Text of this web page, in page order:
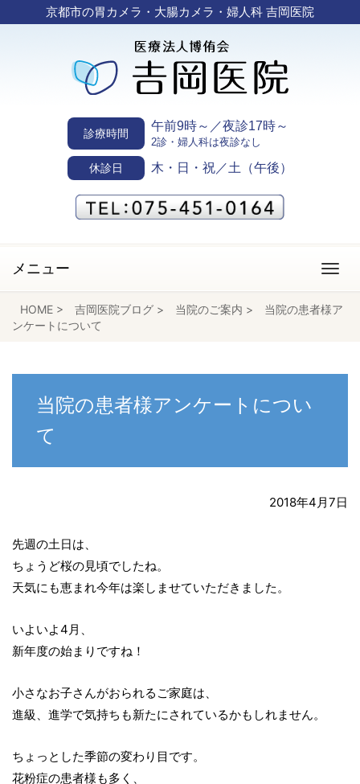
京都市の胃カメラ・大腸カメラ・婦人科 吉岡医院
診療時間
午前9時～／夜診17時～
2診・婦人科は夜診なし
休診日 木・日・祝／土（午後）
メニュー
HOME > 吉岡医院ブログ > 当院のご案内 >
当院の患者様ア
ンケートについて
当院の患者様アンケートについ
て
2018年4月7日
先週の土日は、
ちょうど桜の見頃でしたね。
天気にも恵まれ今年は楽しませていただきました。
いよいよ4月、
新年度の始まりですね！
小さなお子さんがおられるご家庭は、
進級、進学で気持ちも新たにされているかもしれません。
ちょっとした季節の変わり目です。
花粉症の患者様も多く、